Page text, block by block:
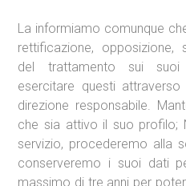
La informiamo comunque
rettificazione, opposizione,
del trattamento sui suoi
esercitare questi
direzione responsabile.
che sia attivo il suo profilo;
servizio, procederemo alla
conserveremo i suoi dati
massimo di tre anni per